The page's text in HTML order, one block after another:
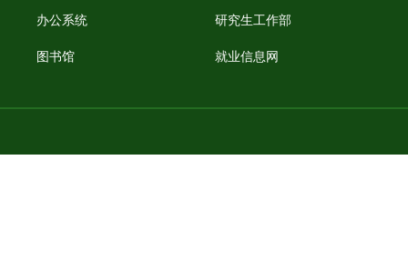
办公系统
图书馆
研究生工作部
就业信息网